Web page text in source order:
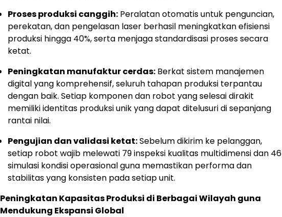
Proses produksi canggih: Peralatan otomatis untuk penguncian,
perekatan, dan pengelasan laser berhasil meningkatkan efisiensi
produksi hingga 40%, serta menjaga standardisasi proses secara
ketat.
Peningkatan manufaktur cerdas: Berkat sistem manajemen
digital yang komprehensif, seluruh tahapan produksi terpantau
dengan baik. Setiap komponen dan robot yang selesai dirakit
memiliki identitas produksi unik yang dapat ditelusuri di sepanjang
rantai nilai.
Pengujian dan validasi ketat:Sebelum dikirim ke pelanggan,
setiap robot wajib melewati 79 inspeksi kualitas multidimensi dan 46
simulasi kondisi operasional guna memastikan performa dan
stabilitas yang konsisten pada setiap unit.
Peningkatan Kapasitas Produksi di Berbagai Wilayah guna
Mendukung Ekspansi Global